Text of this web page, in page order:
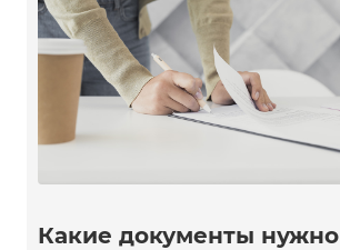
Какие документы нужно